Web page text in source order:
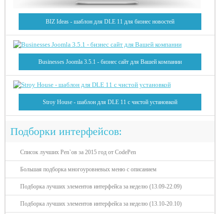
BIZ Ideas - шаблон для DLE 11 для бизнес новостей
Businesses Joomla 3.5.1 - бизнес сайт для Вашей компании
Stroy House - шаблон для DLE 11 с чистой установкой
Подборки интерфейсов:
Список лучших Pen`ов за 2015 год от CodePen
Большая подборка многоуровневых меню с описанием
Подборка лучших элементов интерфейса за неделю (13.09-22.09)
Подборка лучших элементов интерфейса за неделю (13.10-20.10)